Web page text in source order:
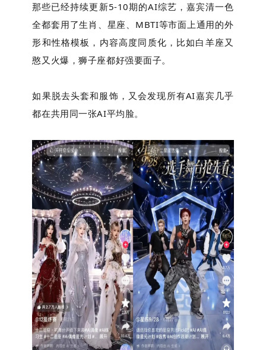
那些已经持续更新5-10期的AI综艺，嘉宾清一色
全都套用了生肖、星座、MBTI等市面上通用的外
形和性格模板，内容高度同质化，比如白羊座又
憨又火爆，狮子座都好强要面子。
如果脱去头套和服饰，又会发现所有AI嘉宾几乎
都在共用同一张AI平均脸。